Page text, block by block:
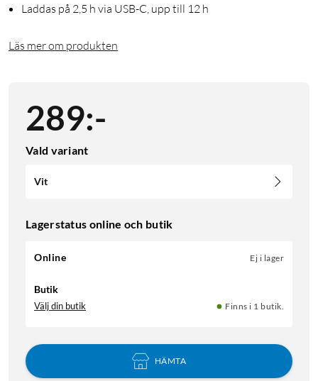
Laddas på 2,5 h via USB-C, upp till 12 h
Läs mer om produkten
289:-
Vald variant
Vit
Lagerstatus online och butik
Online Ej i lager
Butik
Välj din butik Finns i 1 butik.
HÄMTA